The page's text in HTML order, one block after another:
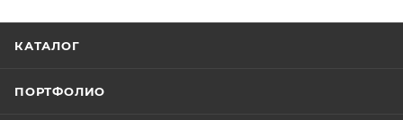
КАТАЛОГ
ПОРТФОЛИО